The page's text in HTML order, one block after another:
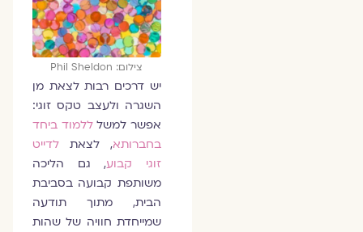
צילום: Phil Sheldon
יש דרכים רבות לצאת מן
השגרה ולעצב טקס זוגי:
אפשר למשלללמוד ביחד
בחברותא, לצאת לדייט
זוגי קבוע, גם הליכה
משותפת קבועה בסביבת
הבית, מתוך תודעה
שמייחדת חוויה של שהות